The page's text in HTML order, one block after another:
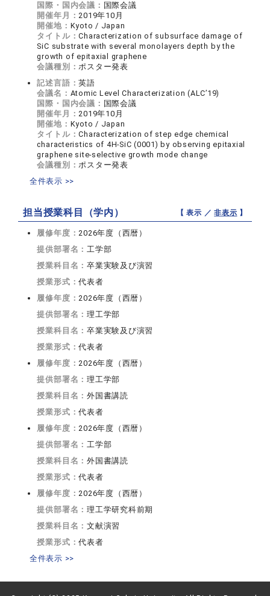
国際・国内会議： 国際会議
開催年月：2019年10月
開催地： Kyoto / Japan
タイトル：Characterization of subsurface damage of
SiC substrate with several monolayers depth by the
growth of epitaxial graphene
会議種別：ポスター発表
記述言語：英語
会議名： Atomic Level Characterization (ALC’19)
国際・国内会議： 国際会議
開催年月：2019年10月
開催地： Kyoto / Japan
タイトル：Characterization of step edge chemical
characteristics of 4H-SiC (0001) by observing epitaxial
graphene site-selective growth mode change
会議種別：ポスター発表
全件表示 >>
担当授業科目（学内） 【 表示 ／非表示 】
履修年度：2026年度（西暦）
提供部署名：工学部
授業科目名：卒業実験及び演習
授業形式：代表者
履修年度：2026年度（西暦）
提供部署名：理工学部
授業科目名：卒業実験及び演習
授業形式：代表者
履修年度：2026年度（西暦）
提供部署名：理工学部
授業科目名：外国書講読
授業形式：代表者
履修年度：2026年度（西暦）
提供部署名：工学部
授業科目名：外国書講読
授業形式：代表者
履修年度：2026年度（西暦）
提供部署名：理工学研究科前期
授業科目名：文献演習
授業形式：代表者
全件表示 >>